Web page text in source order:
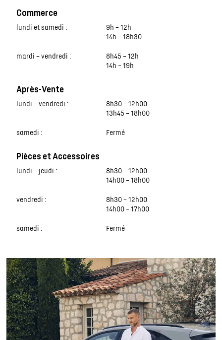
Commerce
lundi et samedi :
9h – 12h
14h – 18h30
mardi – vendredi :
8h45 – 12h
14h – 19h
Après-Vente
lundi – vendredi :
8h30 – 12h00
13h45 – 18h00
samedi : Fermé
Pièces et Accessoires
lundi – jeudi :
8h30 – 12h00
14h00 – 18h00
vendredi :
8h30 – 12h00
14h00 – 17h00
samedi : Fermé